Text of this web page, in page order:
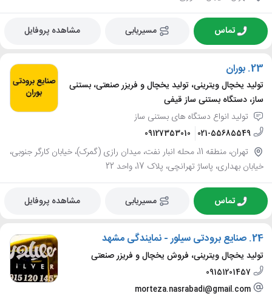
تماس مسیریابی مشاهده پروفایل
23. بوران
تولید یخچال ویترینی، تولید یخچال و فریزر صنعتی، بستنی
ساز، دستگاه بستنی ساز قیفی
تولید انواع دستگاه های بستنی ساز
021-55685549
09127353010
تهران، منطقه 11، محله انبار نفت، میدان رازی (گمرک)، خیابان کارگر جنوبی،
خیابان بهداری، پاساژ تهرانچی، پلاک 17، واحد 22
تماس مسیریابی مشاهده پروفایل
24. صنایع برودتی سیلور - نمایندگی مشهد
تولید یخچال ویترینی، فروش یخچال و فریزر صنعتی
09151201457
morteza.nasrabadi@gmail.com